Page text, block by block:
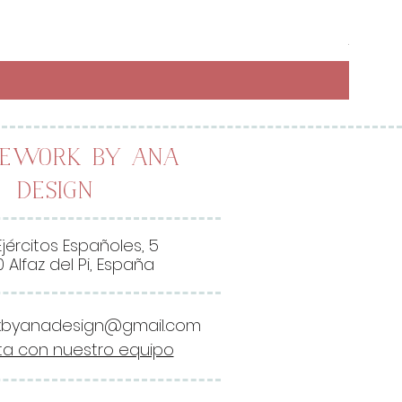
26,00
2
,
0
by Ana
Design
Españoles, 5
Alfaz del Pi, España
con nuestro equipo